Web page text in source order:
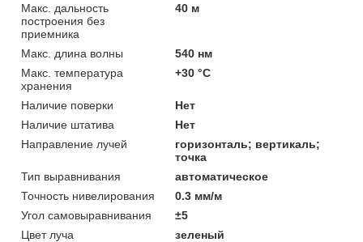
Макс. дальность
построения без
приемника
40 м
Макс. длина волны
540 нм
Макс. температура
хранения
+30 °C
Наличие поверки
Нет
Наличие штатива
Нет
Направление лучей
горизонталь; вертикаль;
точка
Тип выравнивания
автоматическое
Точность нивелирования
0.3 мм/м
Угол самовыравнивания
±5
Цвет луча
зеленый